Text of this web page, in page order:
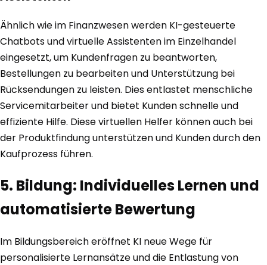
Ähnlich wie im Finanzwesen werden KI-gesteuerte
Chatbots und virtuelle Assistenten im Einzelhandel
eingesetzt, um Kundenfragen zu beantworten,
Bestellungen zu bearbeiten und Unterstützung bei
Rücksendungen zu leisten. Dies entlastet menschliche
Servicemitarbeiter und bietet Kunden schnelle und
effiziente Hilfe. Diese virtuellen Helfer können auch bei
der Produktfindung unterstützen und Kunden durch den
Kaufprozess führen.
5. Bildung: Individuelles Lernen und
automatisierte Bewertung
Im Bildungsbereich eröffnet KI neue Wege für
personalisierte Lernansätze und die Entlastung von